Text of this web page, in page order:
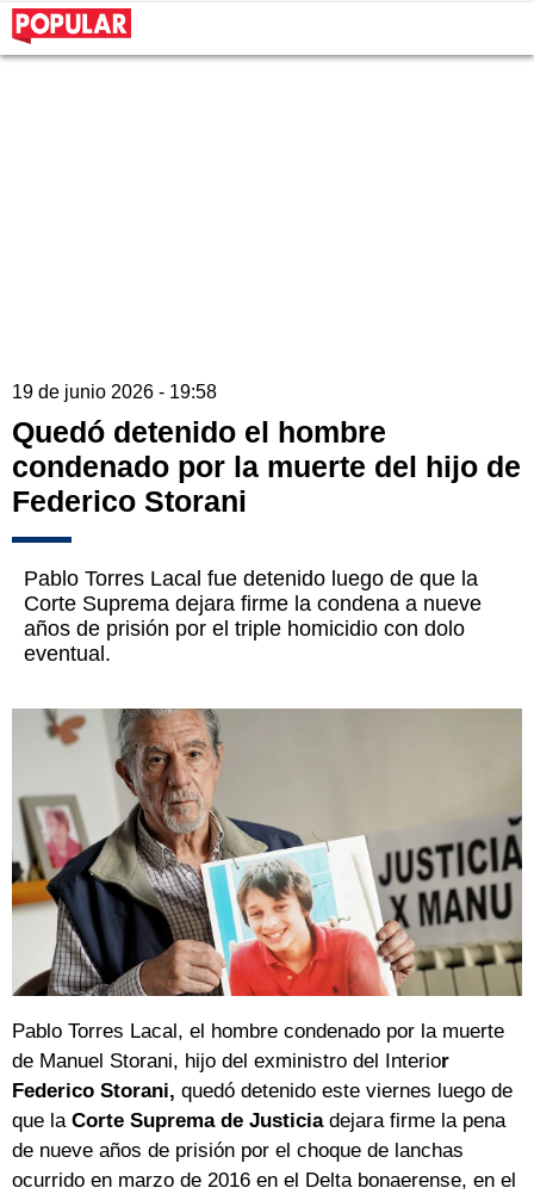
19 de junio 2026 - 19:58
Quedó detenido el hombre
condenado por la muerte del hijo de
Federico Storani
Pablo Torres Lacal fue detenido luego de que la
Corte Suprema dejara firme la condena a nueve
años de prisión por el triple homicidio con dolo
eventual.
Pablo Torres Lacal, el hombre condenado por la muerte
de Manuel Storani, hijo del exministro del Interior
Federico Storani, quedó detenido este viernes luego de
que la Corte Suprema de Justicia dejara firme la pena
de nueve años de prisión por el choque de lanchas
ocurrido en marzo de 2016 en el Delta bonaerense, en el